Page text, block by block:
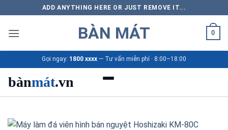
qua
nội
ADD ANYTHING HERE OR JUST REMOVE IT...
BÀN MÁT 0
Gọi ngay: 1800 xxxx — Tư vấn miễn phí · 8:00–18:00
bànmát.vn